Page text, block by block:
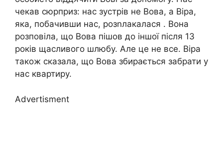
чекав сюрприз: нас зустрів не Вова, а Віра,
яка, побачивши нас, розnлакалася . Вона
розповіла, що Вова пішов до іншої після 13
років щасливого шлюбу. Але це не все. Віра
також сказала, що Вова збирається забрати у
нас квартиру.
Advertisment